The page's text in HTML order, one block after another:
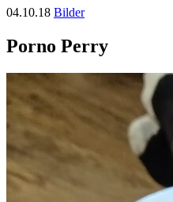
04.10.18 Bilder
Porno Perry